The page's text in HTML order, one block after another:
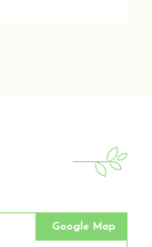
Google Map